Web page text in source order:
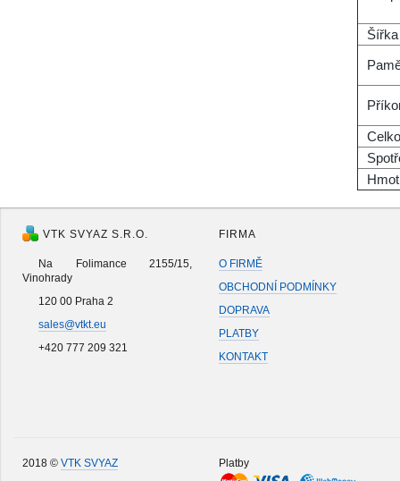
VTK SVYAZ S.R.O.
Na Folimance 2155/15,
Vinohrady
120 00 Praha 2
sales@vtkt.eu
+420 777 209 321
FIRMA
O FIRMĚ
OBCHODNÍ PODMÍNKY
DOPRAVA
PLATBY
KONTAKT
2018 © VTK SVYAZ Platby